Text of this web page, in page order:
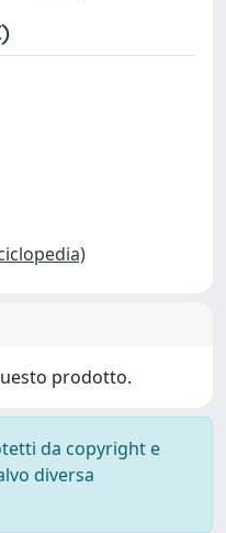
prodotto.
da copyright e
diversa